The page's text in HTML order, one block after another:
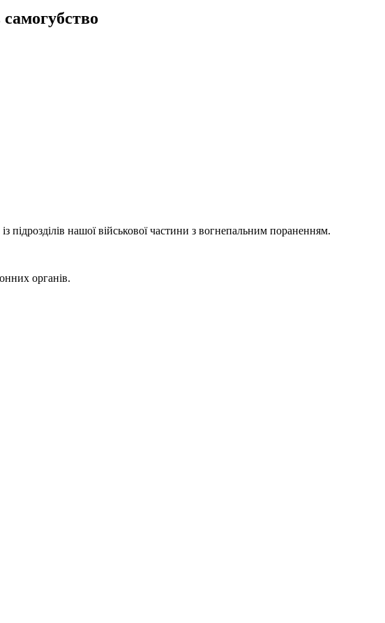
нашої військової частини з вогнепальним пораненням.
органів.